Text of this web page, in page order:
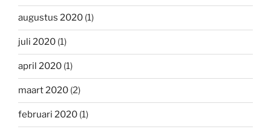
augustus 2020 (1)
juli 2020 (1)
april 2020 (1)
maart 2020 (2)
februari 2020 (1)